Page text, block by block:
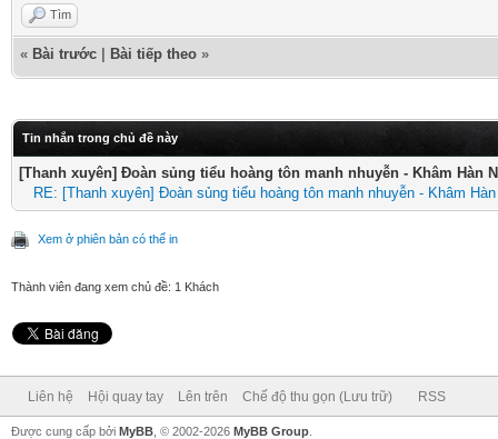
Tìm
« Bài trước Bài tiếp theo »
Tin nhắn trong chủ đề này
[Thanh xuyên] Đoàn sủng tiểu hoàng tôn manh nhuyễn - Khâm Hàn
RE: [Thanh xuyên] Đoàn sủng tiểu hoàng tôn manh nhuyễn - Khâm
Xem ở phiên bản có thể in
Thành viên đang xem chủ đề: 1 Khách
Liên hệ Hội quay tay Lên trên Chế độ thu gọn (Lưu trữ) RSS
Được cung cấp bởi MyBB , © 2002-2026 MyBB Group